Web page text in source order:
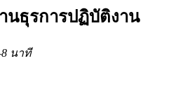
นธุรการปฏิบัติงาน
นาที